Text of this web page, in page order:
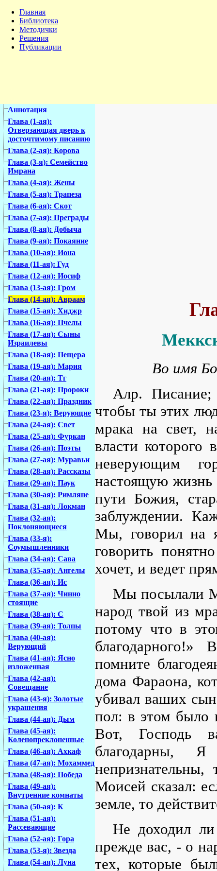
Главная
Библиотека
Методички
Решения
Публикации
Аннотация
Глава (1-ая):
Отверзающая дверь к
досточтимому писанию
Глава (2-ая): Корова
Глава (3-я): Семейство
Имрана
Глава (4-ая): Жены
Глава (5-ая): Трапеза
Глава (6-ая): Скот
Глава (7-ая): Преграды
Глава (8-ая): Добыча
Глава (9-ая): Покаяние
Глава (10-ая): Иона
Глава (11-ая): Гуд
Глава (12-ая): Иосиф
Глава (13-ая): Гром
Глава (14-ая): Авраам
Глава (15-ая): Хиджр
Глава (16-ая): Пчелы
Глава (17-ая): Сыны
Израилевы
Глава (18-ая): Пещера
Глава (19-ая): Мария
Глава (20-ая): Тг
Глава (21-ая): Пророки
Глава (22-ая): Праздник
Глава (23-я): Верующие
Глава (24-ая): Свет
Глава (25-ая): Фуркан
Глава (26-ая): Поэты
Глава (27-ая): Муравьи
Глава (28-ая): Рассказы
Глава (29-ая): Паук
Глава (30-ая): Римляне
Глава (31-ая): Локман
Глава (32-ая):
Поклоняющиеся
Глава (33-я):
Соумышленники
Глава (34-ая): Сава
Глава (35-ая): Ангелы
Глава (36-ая): Ис
Глава (37-ая): Чинно
стоящие
Глава (38-ая): С
Глава (39-ая): Толпы
Глава (40-ая):
Верующий
Глава (41-ая): Ясно
изложенная
Глава (42-ая):
Совещание
Глава (43-я): Золотые
украшения
Глава (44-ая): Дым
Глава (45-ая):
Коленопреклоненные
Глава (46-ая): Ахкаф
Глава (47-ая): Мохаммед
Глава (48-ая): Победа
Глава (49-ая):
Внутренние комнаты
Глава (50-ая): К
Глава (51-ая):
Рассевающие
Глава (52-ая): Гора
Глава (53-я): Звезда
Глава (54-ая): Луна
Во имя
Алр.
чтобы ты этих
мрака на свет,
власти
неверующим
настоящую жизнь
пути Божия,
заблуждении.
Мы, говорил на
говорить
хочет, и ведет
Мы посылали
народ твой из
потому что в
помните
дома Фараона,
убивал ваших
пол: в этом было
Вот, Господь
благодарны,
Моисей сказал:
земле, то
Не доходил
прежде вас, - о
тех, которые